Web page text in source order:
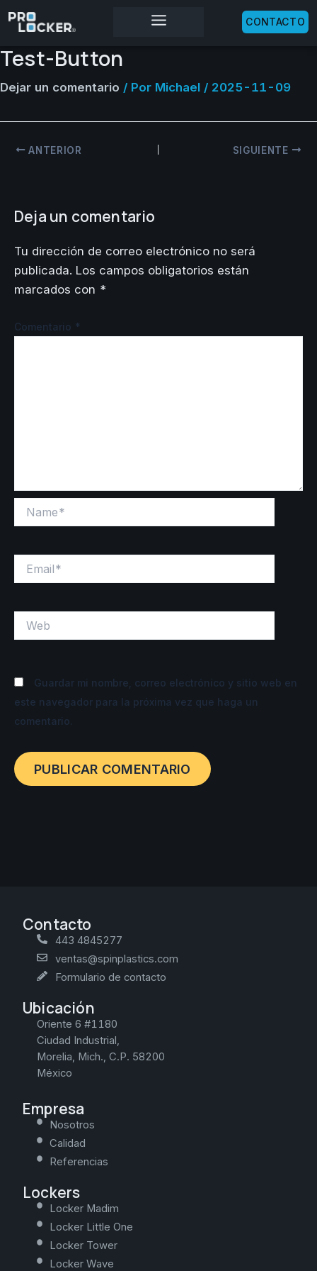
CONTACTO
Test-Button
Dejar un comentario / Por Michael / 2025-11-09
ANTERIOR SIGUIENTE
Deja un comentario
Tu dirección de correo electrónico no será
publicada. Los campos obligatorios están
marcados con *
Comentario *
Guardar mi nombre, correo electrónico y sitio web en
este navegador para la próxima vez que haga un
comentario.
Contacto
443 4845277
ventas@spinplastics.com
Formulario de contacto
Ubicación
Oriente 6 #1180
Ciudad Industrial,
Morelia, Mich., C.P. 58200
México
Empresa
Nosotros
Calidad
Referencias
Lockers
Locker Madim
Locker Little One
Locker Tower
Locker Wave